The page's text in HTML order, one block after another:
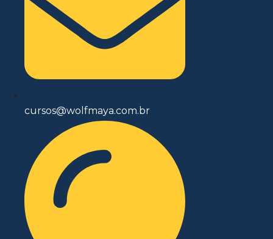
cursos@wolfmaya.com.br